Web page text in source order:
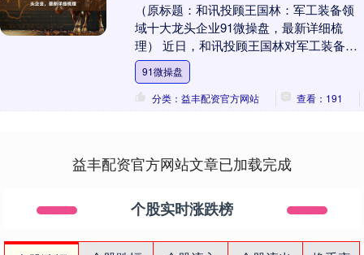
（原标题：和讯投顾王国林：军工装备领
域十大龙头企业91微操盘，最新详细梳
理） 近日，和讯投顾王国林对军工装备领
域的十大龙头企业进行了详细梳理，此处
仅作科普，不做....
91微操盘
分类：益丰配资官方网站
查看：191
益丰配资官方网站文章已加载完成
个股实时涨跌榜